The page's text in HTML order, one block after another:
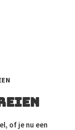
of je nu een